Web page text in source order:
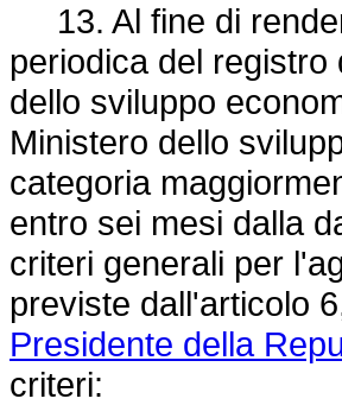
13. Al fine di
periodica del
dello sviluppo
Ministero dello
categoria
entro sei mesi dalla
criteri generali per
previste dall'articolo
Presidente della
criteri: